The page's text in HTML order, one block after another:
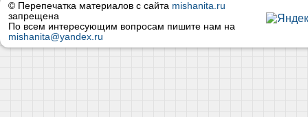
© Перепечатка материалов с сайта mishanita.ru
запрещена
По всем интересующим вопросам пишите нам на
mishanita@yandex.ru